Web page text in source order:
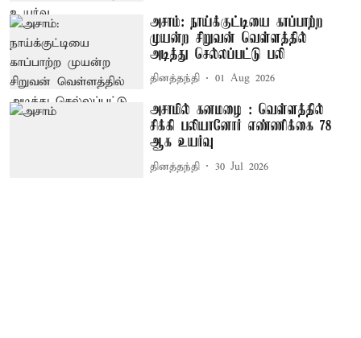
அசாம்: நாய்க்குட்டியை காப்பாற்ற
முயன்ற சிறுவன் வெள்ளத்தில்
அடித்து செல்லப்பட்டு பலி
தினத்தந்தி 01 Aug 2026
அசாமில் கனமழை : வெள்ளத்தில்
சிக்கி பலியானோர் எண்ணிக்கை 78
ஆக உயர்வு
தினத்தந்தி 30 Jul 2026